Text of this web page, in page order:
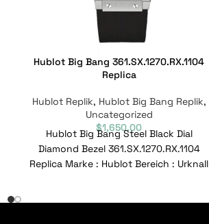
Hublot Big Bang 361.SX.1270.RX.1104
Replica
Hublot Replik, Hublot Big Bang Replik,
Uncategorized
$1,650.00
Hublot Big Bang Steel Black Dial
Diamond Bezel 361.SX.1270.RX.1104
Replica Marke : Hublot Bereich : Urknall